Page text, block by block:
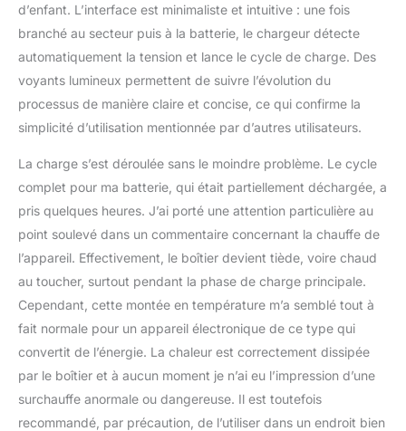
d’enfant. L’interface est minimaliste et intuitive : une fois
branché au secteur puis à la batterie, le chargeur détecte
automatiquement la tension et lance le cycle de charge. Des
voyants lumineux permettent de suivre l’évolution du
processus de manière claire et concise, ce qui confirme la
simplicité d’utilisation mentionnée par d’autres utilisateurs.
La charge s’est déroulée sans le moindre problème. Le cycle
complet pour ma batterie, qui était partiellement déchargée, a
pris quelques heures. J’ai porté une attention particulière au
point soulevé dans un commentaire concernant la chauffe de
l’appareil. Effectivement, le boîtier devient tiède, voire chaud
au toucher, surtout pendant la phase de charge principale.
Cependant, cette montée en température m’a semblé tout à
fait normale pour un appareil électronique de ce type qui
convertit de l’énergie. La chaleur est correctement dissipée
par le boîtier et à aucun moment je n’ai eu l’impression d’une
surchauffe anormale ou dangereuse. Il est toutefois
recommandé, par précaution, de l’utiliser dans un endroit bien